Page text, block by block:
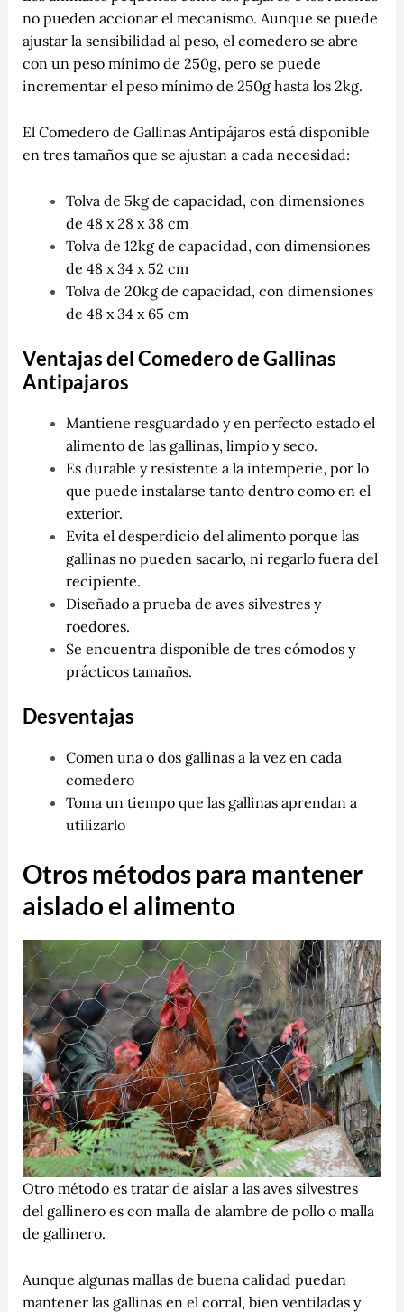
no pueden accionar el mecanismo. Aunque se puede
ajustar la sensibilidad al peso, el comedero se abre
con un peso mínimo de 250g, pero se puede
incrementar el peso mínimo de 250g hasta los 2kg.
El Comedero de Gallinas Antipájaros está disponible
en tres tamaños que se ajustan a cada necesidad:
Tolva de 5kg de capacidad, con dimensiones
de 48 x 28 x 38 cm
Tolva de 12kg de capacidad, con dimensiones
de 48 x 34 x 52 cm
Tolva de 20kg de capacidad, con dimensiones
de 48 x 34 x 65 cm
Ventajas del Comedero de Gallinas
Antipajaros
Mantiene resguardado y en perfecto estado el
alimento de las gallinas, limpio y seco.
Es durable y resistente a la intemperie, por lo
que puede instalarse tanto dentro como en el
exterior.
Evita el desperdicio del alimento porque las
gallinas no pueden sacarlo, ni regarlo fuera del
recipiente.
Diseñado a prueba de aves silvestres y
roedores.
Se encuentra disponible de tres cómodos y
prácticos tamaños.
Desventajas
Comen una o dos gallinas a la vez en cada
comedero
Toma un tiempo que las gallinas aprendan a
utilizarlo
Otros métodos para mantener
aislado el alimento
Otro método es tratar de aislar a las aves silvestres
del gallinero es con malla de alambre de pollo o malla
de gallinero.
Aunque algunas mallas de buena calidad puedan
mantener las gallinas en el corral, bien ventiladas y